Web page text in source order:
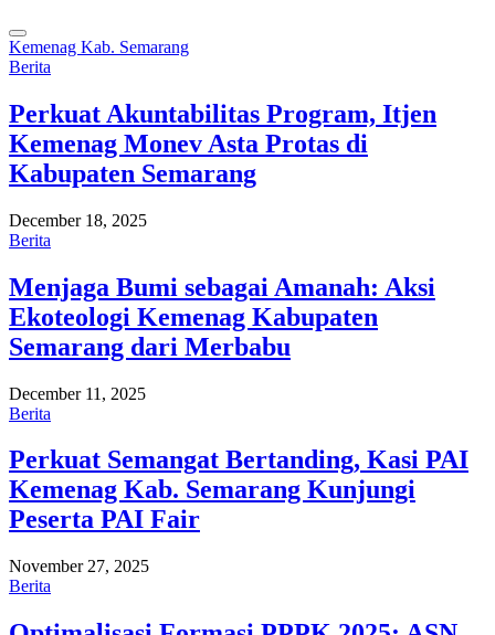
Kemenag Kab. Semarang
Berita
Perkuat Akuntabilitas Program, Itjen
Kemenag Monev Asta Protas di
Kabupaten Semarang
December 18, 2025
Berita
Menjaga Bumi sebagai Amanah: Aksi
Ekoteologi Kemenag Kabupaten
Semarang dari Merbabu
December 11, 2025
Berita
Perkuat Semangat Bertanding, Kasi PAI
Kemenag Kab. Semarang Kunjungi
Peserta PAI Fair
November 27, 2025
Berita